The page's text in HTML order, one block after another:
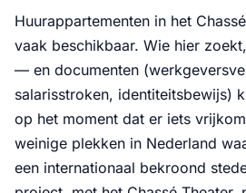
Huurappartementen in het
vaak beschikbaar. Wie hier
— en documenten
salarisstroken, identiteitsbewijs)
op het moment dat er iets
weinige plekken in Nederland
een internationaal bekroond